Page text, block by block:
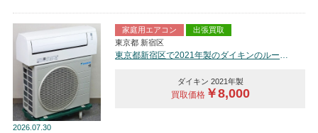
2026 07.30
家庭用エアコン
出張買取
東京都 新宿区
東京都新宿区で2021年製のダイキンのルームエアコン【中古品】を買取しました。
ダイキン 2021年製
買取価格￥8,000